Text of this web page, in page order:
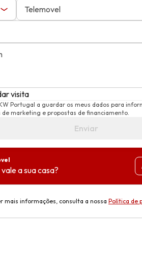
Telemovel
visita
Portugal a guardar os meus dados para
de marketing e propostas de financiamento.
Enviar
a sua casa?
mais informações, consulta a nossa Política de